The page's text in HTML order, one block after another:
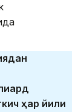
ҳар йили